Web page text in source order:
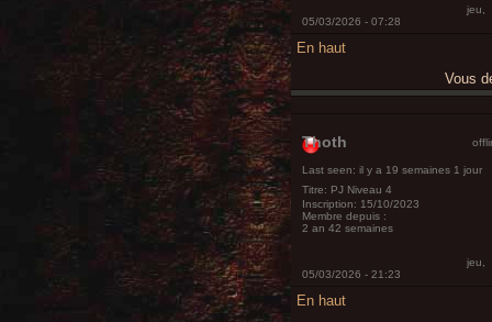
jeu,
05/03/2026 - 07:28
En haut
Vous
Thoth
Last seen: il y a 19 semaines 1 jour
Titre: PJ Niveau 4
Inscription: 15/10/2023
Membre depuis :
2 an 42 semaines
jeu,
05/03/2026 - 21:23
En haut